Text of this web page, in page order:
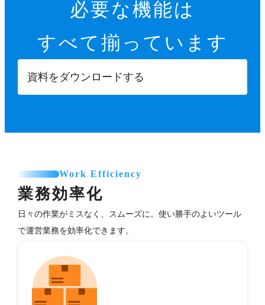
必要な機能は
すべて揃っています
資料をダウンロードする
Work Efficiency
業務効率化
日々の作業がミスなく、スムーズに。使い勝手のよいツール
で運営業務を効率化できます。